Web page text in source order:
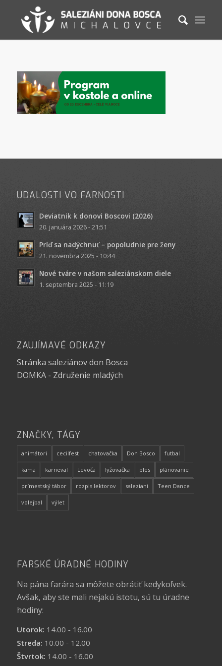
UDALOSTI VO FARNOSTI
Deviatnik k donovi Boscovi (2026)
20. januára 2026 - 21:51
Príď sa nadýchnuť – popoludnie pre ženy
21. novembra 2025 - 10:44
Nové tváre v našom saleziánskom diele
1. septembra 2025 - 11:19
ZAUJÍMAVÉ ODKAZY
Stránka saleziánov don Bosca
DOMKA - Združenie mladých
ZNAČKY, TÁGY
animátori cecilfest chatovačka Don Bosco futbal
kama karneval Levoča lyžovačka ples plánovanie
prímestský tábor rozpis lektorov saleziani Teen Dance
volejbal výlet
FARSKÉ ÚRADNÉ HODINY
Na pána farára sa môžete obrátiť kedykoľvek.
Avšak, aby ste mali nejakú istotu, sú tu úradne
hodiny:
Utorok: 14.00 - 16.00
Streda: 10.00 - 12.00
Štvrtok: 14.00 - 16.00